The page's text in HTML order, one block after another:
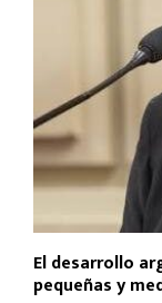
El desarrollo
pequeñas y